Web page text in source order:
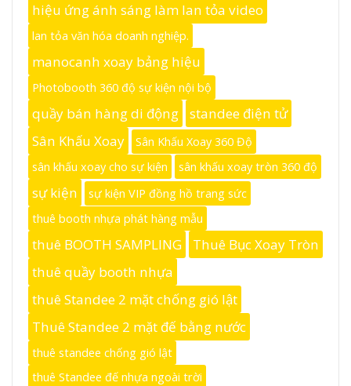
hiệu ứng ánh sáng làm lan tỏa video
lan tỏa văn hóa doanh nghiệp.
manocanh xoay bảng hiệu
Photobooth 360 độ sự kiện nội bộ
quầy bán hàng di động
standee điện tử
Sân Khấu Xoay
Sân Khấu Xoay 360 Độ
sân khấu xoay cho sự kiện
sân khấu xoay tròn 360 độ
sự kiện
sự kiện VIP đồng hồ trang sức
thuê booth nhựa phát hàng mẫu
thuê BOOTH SAMPLING
Thuê Bục Xoay Tròn
thuê quầy booth nhựa
thuê Standee 2 mặt chống gió lật
Thuê Standee 2 mặt đế bằng nước
thuê standee chống gió lật
thuê Standee đế nhựa ngoài trời